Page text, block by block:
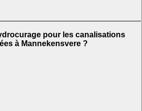
pour les canalisations
à Mannekensvere ?